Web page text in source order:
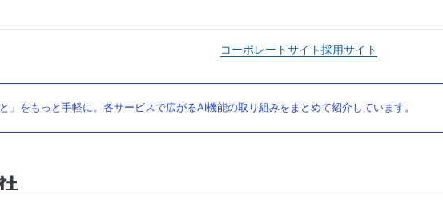
コーポレートサイト採用サイト
」をもっと手軽に。各サービスで広がるAI機能の取り組みをまとめて紹介しています。